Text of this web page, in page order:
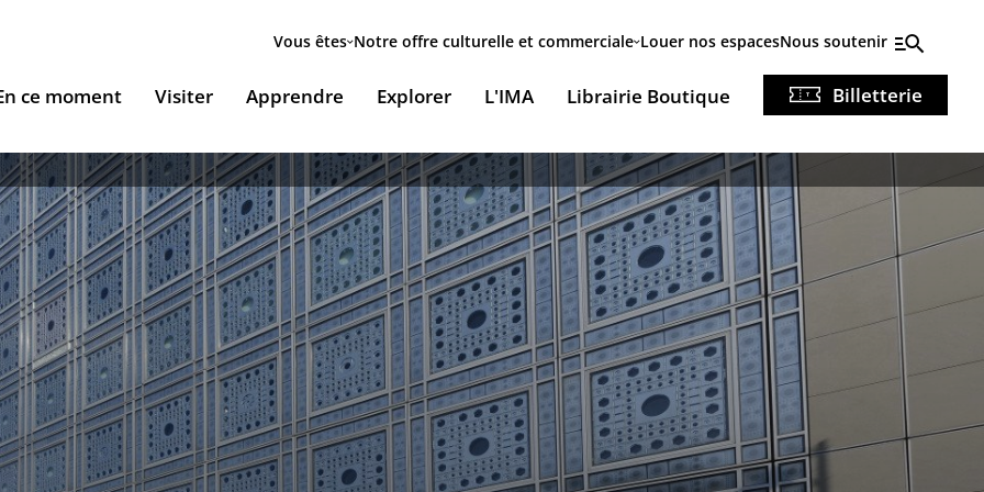
secondaire
Vous êtes Notre offre culturelle et commerciale Louer nos espacesNous soutenir
ce moment
LES RENDEZ-VOUS
Les Jeudis de l’IMA
Ici & Maintenant
Falsafa I Les RDV de la philosophie arabe
Les Samedis de la poésie
Rencontres littéraires de l’IMA
Les escales musicales du musée
Visiter
ACCUEILLENT
Shahid
Café littéraire et self
Apprendre
& PÉDAGOGIE
le monde arabe
pédagogiques
documentaires
le portail documentaire de l'IMA
/ Emprunter des livres et des médias à la
de l'IMA
Explorer L'IMA
Accueillir nos expositions / Host our exhibitions
Ingénierie culturelle
Documents institutionnels
Nous rejoindre / Carrières
Mécènes et sponsors
Nous contacter
Librairie Boutique Billetterie